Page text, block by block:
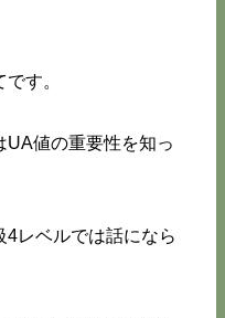
す。
UA値の重要性を知っ
4レベルでは話になら